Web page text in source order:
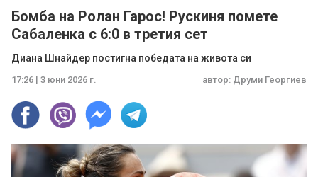
Бомба на Ролан Гарос! Рускиня помете
Сабаленка с 6:0 в третия сет
Диана Шнайдер постигна победата на живота си
17:26 | 3 юни 2026 г. автор: Друми Георгиев